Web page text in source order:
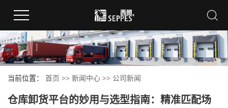
当前位置： 首页 >> 新闻中心 >> 公司新闻
仓库卸货平台的妙用与选型指南：精准匹配场